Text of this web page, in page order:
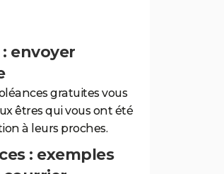
envoyer
gratuites vous
êtres qui vous ont été
à leurs proches.
: exemples